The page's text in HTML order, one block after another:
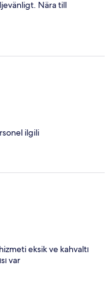
Nära till
ilgili
eksik ve kahvaltı
var